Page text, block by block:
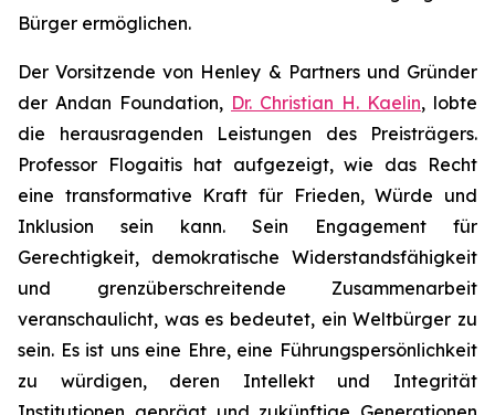
Bürger ermöglichen.
Der Vorsitzende von Henley & Partners und Gründer
der Andan Foundation, Dr. Christian H. Kaelin, lobte
die herausragenden Leistungen des Preisträgers.
Professor Flogaitis hat aufgezeigt, wie das Recht
eine transformative Kraft für Frieden, Würde und
Inklusion sein kann. Sein Engagement für
Gerechtigkeit, demokratische Widerstandsfähigkeit
und grenzüberschreitende Zusammenarbeit
veranschaulicht, was es bedeutet, ein Weltbürger zu
sein. Es ist uns eine Ehre, eine Führungspersönlichkeit
zu würdigen, deren Intellekt und Integrität